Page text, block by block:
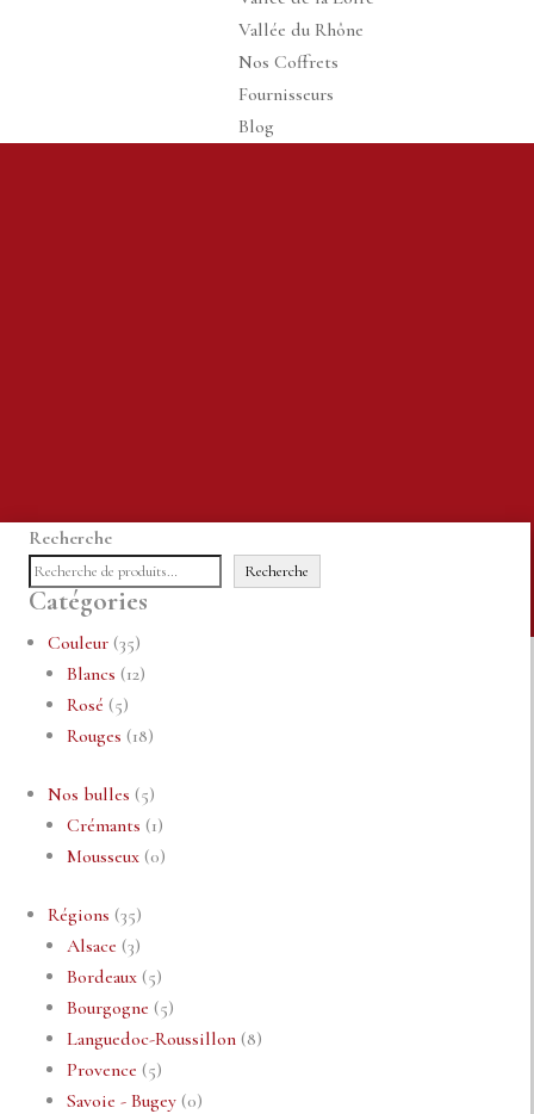
Vallée du Rhône
Nos Coffrets
Fournisseurs
Blog
Recherche
Recherche
Catégories
Couleur 3535
produits
Blancs 1212
Rosé 55
produits
Rouges 1818
Nos bulles 55
produits
Crémants 11
produit
Mousseux 00
Régions 3535
produits
Alsace 33
produits
Bordeaux 55
produits
Bourgogne 55
produits
Languedoc-Roussillon 88
Provence 55
produits
Savoie - Bugey 00